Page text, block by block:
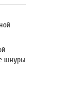
шнуры